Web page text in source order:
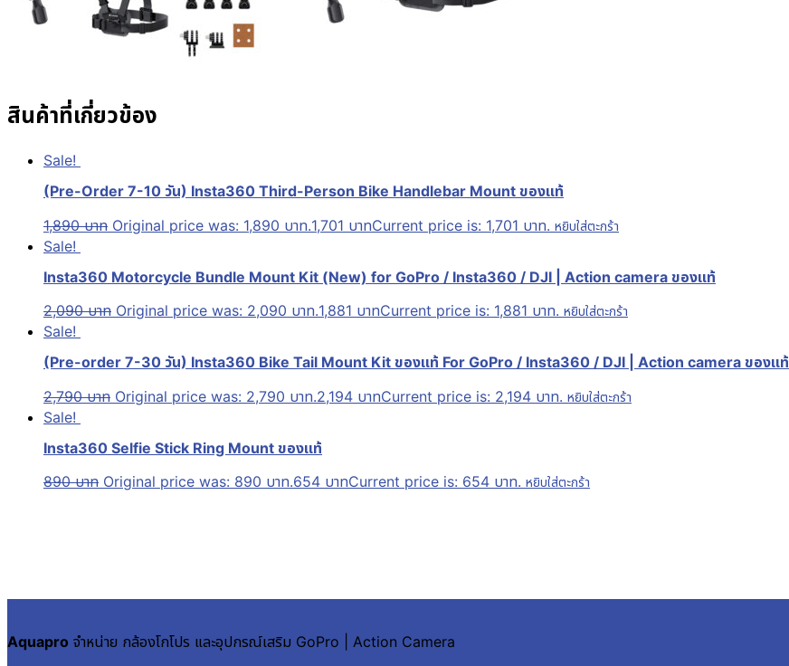
สินค้าที่เกี่ยวข้อง
Sale!
(Pre-Order 7-10 วัน) Insta360 Third-Person Bike Handlebar Mount ของแท้
1,890บาท Original price was: 1,890 บาท.1,701 บาทCurrent price is: 1,701 บาท. หยิบใส่ตะกร้า
Sale!
Insta360 Motorcycle Bundle Mount Kit (New) for GoPro / Insta360 / DJI | Action camera ของแท้
2,090บาท Original price was: 2,090 บาท.1,881 บาทCurrent price is: 1,881 บาท. หยิบใส่ตะกร้า
Sale!
(Pre-order 7-30 วัน) Insta360 Bike Tail Mount Kit ของแท้ For GoPro / Insta360 / DJI | Action camera ของแท้
2,790บาท Original price was: 2,790 บาท.2,194 บาทCurrent price is: 2,194 บาท. หยิบใส่ตะกร้า
Sale!
Insta360 Selfie Stick Ring Mount ของแท้
890บาท Original price was: 890 บาท.654 บาทCurrent price is: 654 บาท. หยิบใส่ตะกร้า
Aquapro จำหน่าย กล้องโกโปร และอุปกรณ์เสริม GoPro | Action Camera